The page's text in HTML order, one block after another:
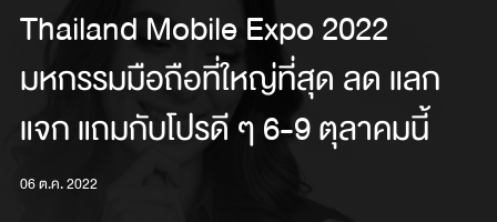
Thailand Mobile Expo 2022
มหกรรมมือถือที่ใหญ่ที่สุด ลด แลก
แจก แถมกับโปรดี ๆ 6-9 ตุลาคมนี้
06 ต.ค. 2022